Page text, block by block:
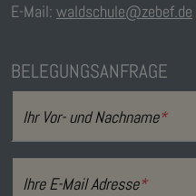
E-Mail: waldschule@zebef.de
BELEGUNGSANFRAGE
Ihr Vor- und Nachname*
Ihre E-Mail Adresse*